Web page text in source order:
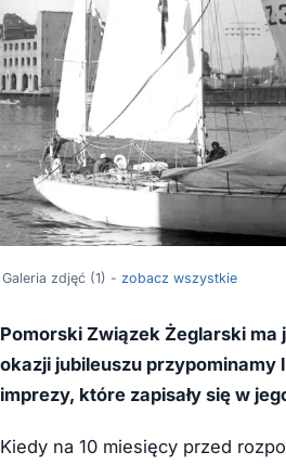
Galeria zdjęć (1) - zobacz wszystkie
Pomorski Związek Żeglarski ma
okazji jubileuszu przypominamy
imprezy, które zapisały się w
Kiedy na 10 miesięcy przed